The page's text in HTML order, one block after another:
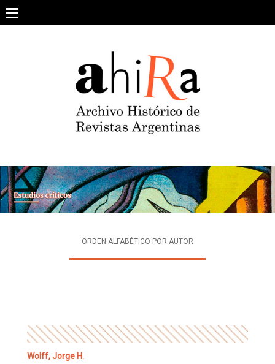
content
ARCHIVO DE REVISTAS
ESTUDIOS CRÍTICOS
INTEGRANTES
ORDEN ALFABÉTICO POR AUTOR
Wolff, Jorge H.